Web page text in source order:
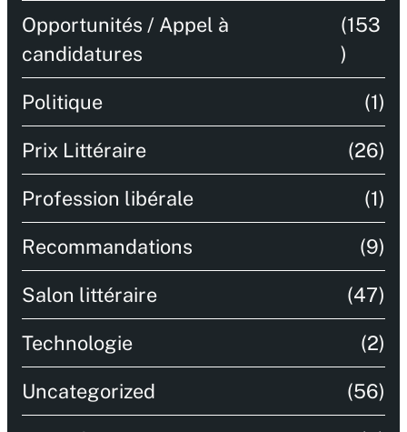
Opportunités / Appel à
candidatures
(153
)
Politique (1)
Prix Littéraire (26)
Profession libérale (1)
Recommandations (9)
Salon littéraire (47)
Technologie (2)
Uncategorized (56)